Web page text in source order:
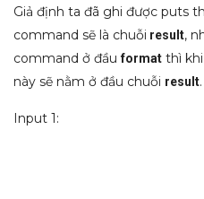
Giả định ta đã ghi được puts
command sẽ là chuỗi result,
command ở đầuformat thì
này sẽ nằm ở đầu chuỗi result.
Input 1: